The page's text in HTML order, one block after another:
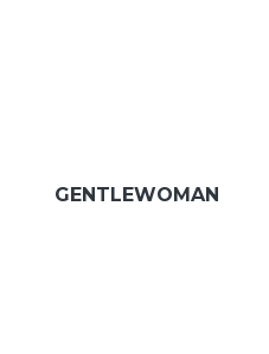
GENTLEWOMAN